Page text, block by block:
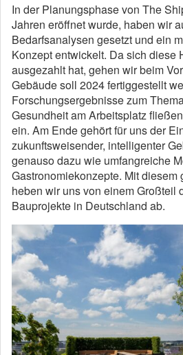
In der Planungsphase von The
Jahren eröffnet wurde, haben wir
Bedarfsanalysen gesetzt und ein
Konzept entwickelt. Da sich diese
ausgezahlt hat, gehen wir beim
Gebäude soll 2024 fertiggestellt
Forschungsergebnisse zum
Gesundheit am Arbeitsplatz
ein. Am Ende gehört für uns der
zukunftsweisender, intelligenter
genauso dazu wie umfangreiche
Gastronomiekonzepte. Mit
heben wir uns von einem Großteil
Bauprojekte in Deutschland ab.